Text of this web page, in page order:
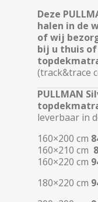
Deze
halen in de
of wij
bij u thuis of
(track&trace
PULLMAN
leverbaar in
160×200 cm
160×210 cm
160×220 cm
180×220 cm